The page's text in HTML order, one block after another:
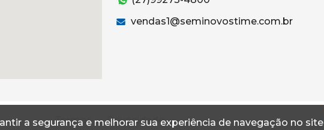
a segurança e melhorar sua experiência de navegação no site
vendas1@seminovostime.com.br
Termos Privacidade